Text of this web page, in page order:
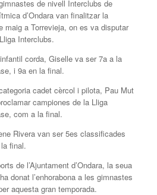
de nivell Interclubs de
d’Ondara van finalitzar la
maig a Torrevieja, on es va disputar
Interclubs.
corda, Giselle va ser 7a a la
i 9a en la final.
cadet cèrcol i pilota, Pau Mut
campiones de la Lliga
com a la final.
Rivera van ser 5es classificades
final.
de l’Ajuntament d’Ondara, la seua
donat l’enhorabona a les gimnastes
aquesta gran temporada.